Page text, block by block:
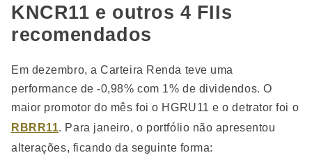
KNCR11 e outros 4 FIIs
recomendados
Em dezembro, a Carteira Renda teve uma
performance de -0,98% com 1% de dividendos. O
maior promotor do mês foi o HGRU11 e o detrator foi o
RBRR11. Para janeiro, o portfólio não apresentou
alterações, ficando da seguinte forma: